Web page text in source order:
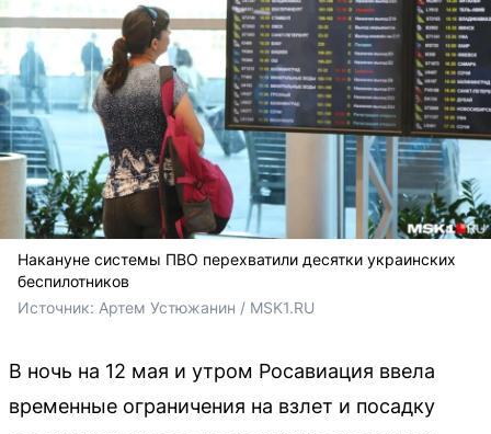
Накануне системы ПВО перехватили десятки украинских
беспилотников
Источник: Артем Устюжанин / MSK1.RU
В ночь на 12 мая и утром Росавиация ввела
временные ограничения на взлет и посадку